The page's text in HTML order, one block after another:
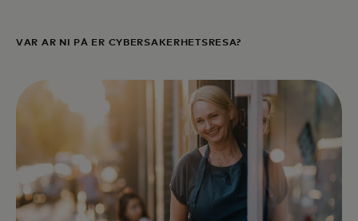
VAR ÄR NI PÅ ER CYBERSÄKERHETSRESA?